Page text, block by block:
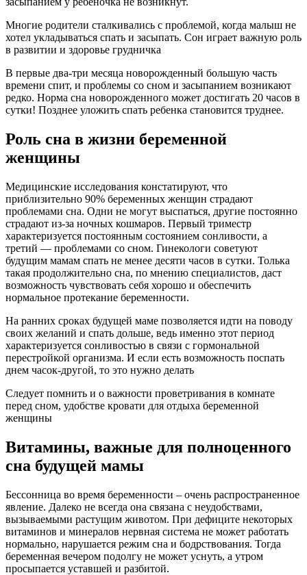
Многие родители сталкивались с проблемой, когда малыш не
хотел укладываться спать и засыпать. Сон играет важную роль
в развитии и здоровье грудничка
В первые два-три месяца новорожденный большую часть
времени спит, и проблемы со сном и засыпанием возникают
редко. Норма сна новорожденного может достигать 20 часов в
сутки! Позднее уложить спать ребенка становится труднее.
Роль сна в жизни беременной
женщины
Медицинские исследования констатируют, что
приблизительно 90% беременных женщин страдают
проблемами сна. Одни не могут выспаться, другие постоянно
страдают из-за ночных кошмаров. Первый триместр
характеризуется постоянным состоянием сонливости, а
третий — проблемами со сном. Гинекологи советуют
будущим мамам спать не менее десяти часов в сутки. Толька
такая продолжительно сна, по мнению специалистов, даст
возможность чувствовать себя хорошо и обеспечить
нормальное протекание беременности.
На ранних сроках будущей маме позволяется идти на поводу
своих желаний и спать дольше, ведь именно этот период
характеризуется сонливостью в связи с гормональной
перестройкой организма. И если есть возможность поспать
днем часок-другой, то это нужно делать
Следует помнить и о важности проветривания в комнате
перед сном, удобстве кровати для отдыха беременной
женщины
Витамины, важные для полноценного
сна будущей мамы
Бессонница во время беременности – очень распространенное
явление. Далеко не всегда она связана с неудобствами,
вызываемыми растущим животом. При дефиците некоторых
витаминов и минералов нервная система не может работать
нормально, нарушается режим сна и бодрствования. Тогда
беременная вечером подолгу не может уснуть, а утром
просыпается уставшей и разбитой.